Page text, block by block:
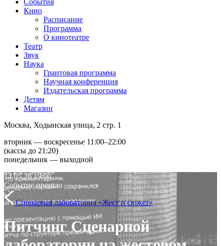
События
Кино
Расписание
Программа
О кинотеатре
Театр
Звук
Наука
Грантовая программа
Научная конференция
Издательская программа
Детям
Магазин
Москва, Ходынская улица, 2 стр. 1
вторник — воскресенье 11:00–22:00
(кассы до 21:20)
понедельник — выходной
14.05.26 19:00
Событие прошло
Сценарная лаборатория «Жест и сюжет»
Питчинг Сценарной